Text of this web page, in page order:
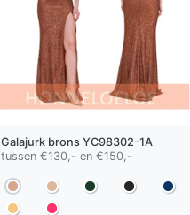
Galajurk bronsYC98302-1A
tussen €130,- en €150,-